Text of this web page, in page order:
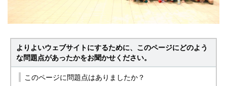
よりよいウェブサイトにするために、このページにどのよう
な問題点があったかをお聞かせください。
このページに問題点はありましたか？